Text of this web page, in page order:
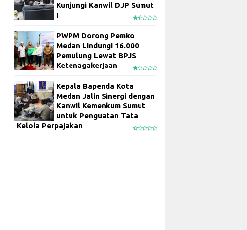
Kunjungi Kanwil DJP Sumut
I
PWPM Dorong Pemko
Medan Lindungi 16.000
Pemulung Lewat BPJS
Ketenagakerjaan
Kepala Bapenda Kota
Medan Jalin Sinergi dengan
Kanwil Kemenkum Sumut
untuk Penguatan Tata
Kelola Perpajakan